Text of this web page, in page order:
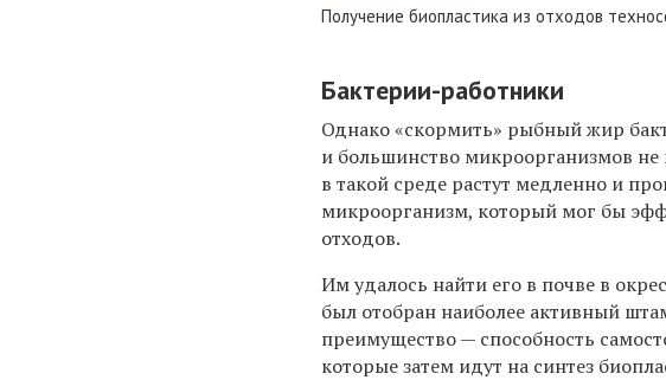
Получение биопластика из отходов
Бактерии-работники
Однако «скормить» рыбный жир
и большинство микроорганизмов
в такой среде растут медленно и
микроорганизм, который мог бы
отходов.
Им удалось найти его в почве в
был отобран наиболее активный
преимущество — способность
которые затем идут на синтез